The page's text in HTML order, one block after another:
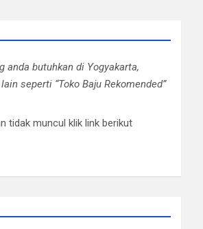
anda butuhkan di Yogyakarta,
seperti “Toko Baju Rekomended”
tidak muncul klik link berikut